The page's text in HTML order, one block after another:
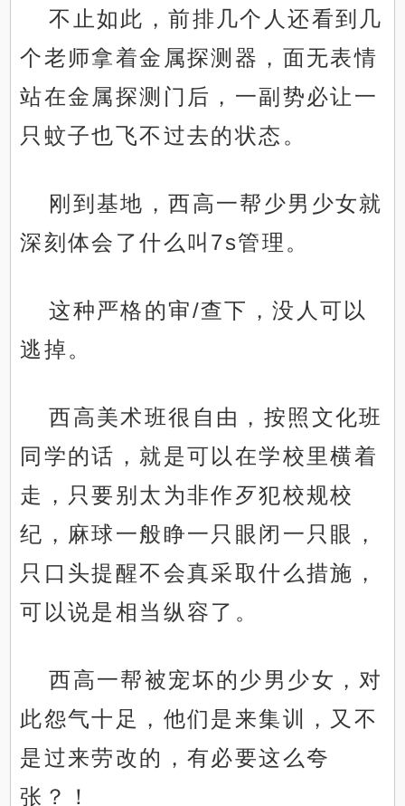
不止如此，前排几个人还看到几
个老师拿着金属探测器，面无表情
站在金属探测门后，一副势必让一
只蚊子也飞不过去的状态。
刚到基地，西高一帮少男少女就
深刻体会了什么叫7s管理。
这种严格的审/查下，没人可以
逃掉。
西高美术班很自由，按照文化班
同学的话，就是可以在学校里横着
走，只要别太为非作歹犯校规校
纪，麻球一般睁一只眼闭一只眼，
只口头提醒不会真采取什么措施，
可以说是相当纵容了。
西高一帮被宠坏的少男少女，对
此怨气十足，他们是来集训，又不
是过来劳改的，有必要这么夸
张？！